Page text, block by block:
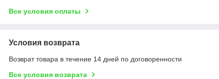
Все условия оплаты
Условия возврата
Возврат товара в течение 14 дней по договоренности
Все условия возврата